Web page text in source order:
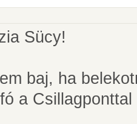
Sücy!
baj, ha
a